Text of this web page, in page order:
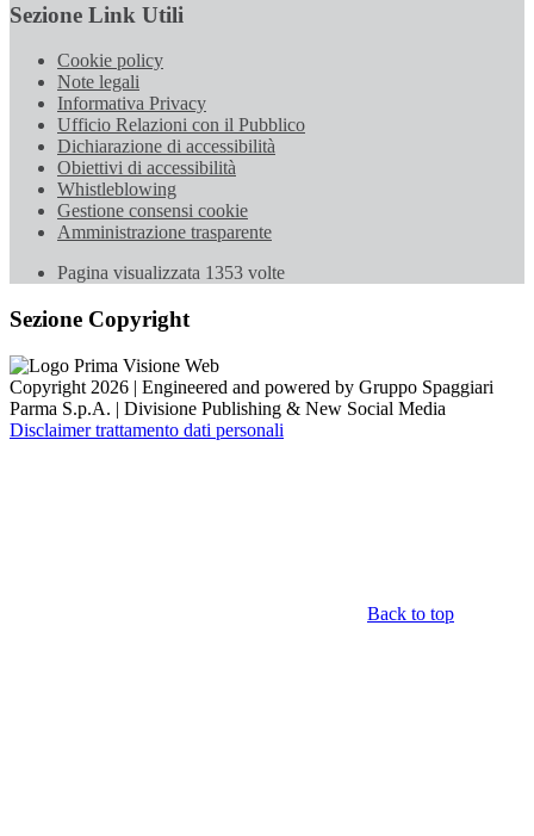
Sezione Link Utili
Cookie policy
Note legali
Informativa Privacy
Ufficio Relazioni con il Pubblico
Dichiarazione di accessibilità
Obiettivi di accessibilità
Whistleblowing
Gestione consensi cookie
Amministrazione trasparente
Pagina visualizzata 1353 volte
Sezione Copyright
Copyright 2026 | Engineered and powered by Gruppo Spaggiari
Parma S.p.A. | Divisione Publishing & New Social Media
Disclaimer trattamento dati personali
Back to top